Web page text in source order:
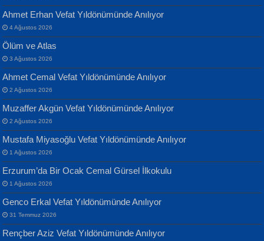
ATİLLA ÖZEN
Sultan Olmadan Önce Eyüp...
EKREM KARABABA
Banu Sancak
Defterimden İçeri...
İsmail Aydos
İnkisar...
Ahmet Erhan Vefat Yıldönümünde Anılıyor
4 Ağustos 2026
Ölüm ve Atlas
3 Ağustos 2026
Ahmet Cemal Vefat Yıldönümünde Anılıyor
2 Ağustos 2026
Muzaffer Akgün Vefat Yıldönümünde Anılıyor
2 Ağustos 2026
Mustafa Miyasoğlu Vefat Yıldönümünde Anılıyor
1 Ağustos 2026
Erzurum’da Bir Ocak Cemal Gürsel İlkokulu
1 Ağustos 2026
Genco Erkal Vefat Yıldönümünde Anılıyor
31 Temmuz 2026
Rençber Aziz Vefat Yıldönümünde Anılıyor